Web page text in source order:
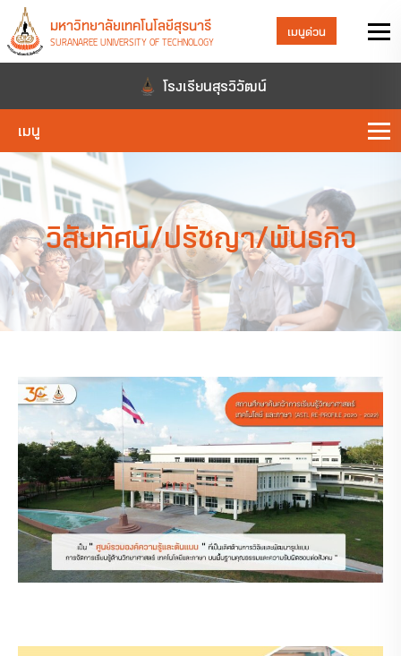
มหาวิทยาลัยเทคโนโลยีสุรนารี
SURANAREE UNIVERSITY OF TECHNOLOGY
เมนูด่วน
โรงเรียนสุรวิวัฒน์
เมนู
วิสัยทัศน์/ปรัชญา/พันธกิจ